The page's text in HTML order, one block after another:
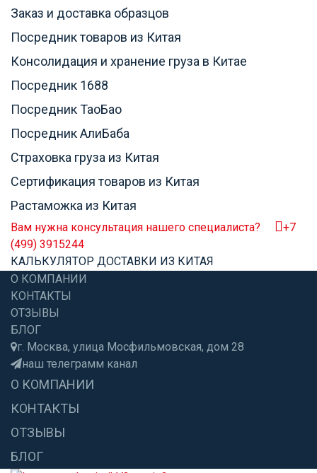
Заказ и доставка образцов
Посредник товаров из Китая
Консолидация и хранение груза в Китае
Посредник 1688
Посредник ТаоБао
Посредник АлиБаба
Страховка груза из Китая
Сертификация товаров из Китая
Растаможка из Китая
Вам нужна консультация нашего специалиста?
+7
(499) 3915244
КАЛЬКУЛЯТОР ДОСТАВКИ ИЗ КИТАЯ
О КОМПАНИИ
КОНТАКТЫ
ОТЗЫВЫ
БЛОГ
г. Москва, улица Мосфильмовская, дом 28
наш телеграмм канал
О КОМПАНИИ
КОНТАКТЫ
ОТЗЫВЫ
БЛОГ